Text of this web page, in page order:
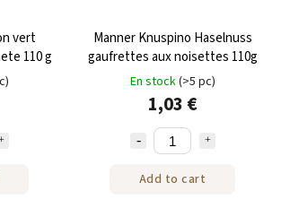
vert
110 g
Manner Knuspino Haselnuss
gaufrettes aux noisettes 110g
En stock(>5 pc)
1,03 €
Add to cart